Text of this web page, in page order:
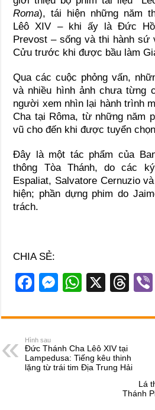
Roma), tái hiện những năm
Lêô XIV – khi ấy là Đức
Prevost – sống và thi hành sứ
Cửu trước khi được bầu làm
Qua các cuộc phỏng vấn,
và nhiều hình ảnh chưa từng
người xem nhìn lại hành trình
Cha tại Rôma, từ những năm
vũ cho đến khi được tuyển
Đây là một tác phẩm của
thông Tòa Thánh, do các
Espaliat, Salvatore Cernuzio
hiện; phần dựng phim do
trách.
CHIA SẺ:
F
c
e
b
o
M
ss
n
g
W
at
A
p
X
T
e
d
s
Hình sau
Đức Thánh Cha Lêô XIV tại
Lampedusa: Tiếng kêu thinh
lặng từ trái tim Địa Trung Hải
Lá
Thánh